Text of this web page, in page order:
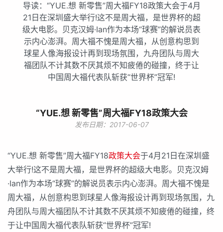
导读：“YUE.想 新零售”周大福FY18政策大会于4月
21日在深圳盛大举行!这不是周大福，是世界杯的超
级大电影。贝克汉姆·Ian作为本场“球赛”的解说员表
示内心澎湃。周大福不愧是周大福，从创意构思到
球星人像海报设计再到现场氛围，九舟团队与周大
福团队不计其数不厌其烦不知疲倦的碰撞，终于让
中国周大福代表队斩获“世界杯”冠军!
“YUE.想 新零售”周大福FY18政策大会
发布日期：2017-06-07
“YUE.想 新零售”周大福FY18政策大会于4月21日在深圳盛
大举行!这不是周大福，是世界杯的超级大电影。贝克汉姆
·Ian作为本场“球赛”的解说员表示内心澎湃。周大福不愧是
周大福，从创意构思到球星人像海报设计再到现场氛围，九
舟团队与周大福团队不计其数不厌其烦不知疲倦的碰撞，终
于让中国周大福代表队斩获“世界杯”冠军!